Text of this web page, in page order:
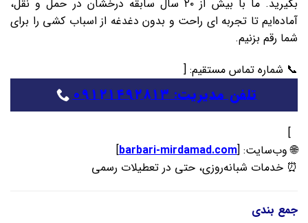
بگیرید. ما با بیش از ۲۰ سال سابقه درخشان در حمل‌ و نقل،
آماده‌ایم تا تجربه‌ ای راحت و بدون دغدغه از اسباب‌ کشی را برای
شما رقم بزنیم.
📞 شماره تماس مستقیم: [
تلفن مدیریت: ۰۹۱۲۱۴۹۲۸۱۳
]
🌐 وب‌سایت: [barbari-mirdamad.com
]
⏰ خدمات شبانه‌روزی، حتی در تعطیلات رسمی
جمع بندی